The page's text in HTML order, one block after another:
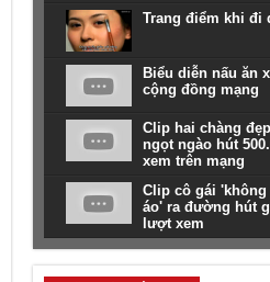
Trang điểm khi đi
Biểu diễn nấu ăn
cộng đồng mạng
Clip hai chàng
ngọt ngào hút
xem trên mạng
Clip cô gái 'không
áo' ra đường hút
lượt xem